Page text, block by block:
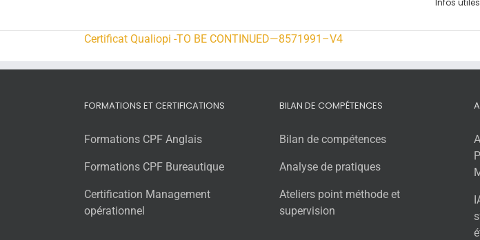
Infos utiles
Certificat Qualiopi -TO BE CONTINUED—8571991–V4
FORMATIONS ET CERTIFICATIONS
Formations CPF Anglais
Formations CPF Bureautique
Certification Management
opérationnel
BILAN DE COMPÉTENCES
Bilan de compétences
Analyse de pratiques
Ateliers point méthode et
supervision